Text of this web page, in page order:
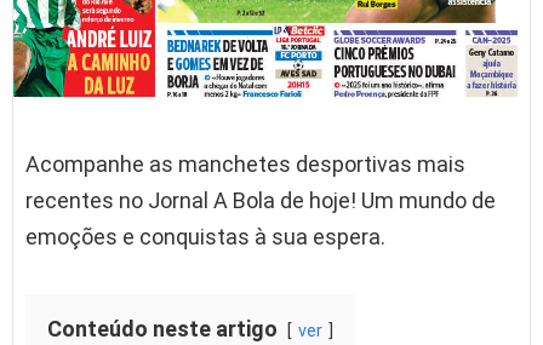
Acompanhe as manchetes desportivas mais
recentes no Jornal A Bola de hoje! Um mundo de
emoções e conquistas à sua espera.
Conteúdo neste artigo ver